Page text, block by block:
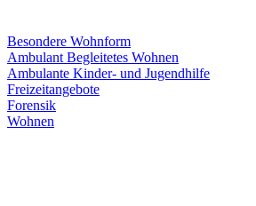
Besondere Wohnform
Ambulant Begleitetes Wohnen
Ambulante Kinder- und Jugendhilfe
Freizeitangebote
Forensik
Wohnen